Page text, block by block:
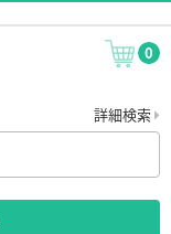
0
詳細検索